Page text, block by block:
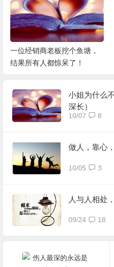
一位经销商老板挖个鱼塘，
结果所有人都惊呆了！
小姐为什么
深长）
10/07 8
做人，靠心
10/05 3
人与人相处
09/24 18